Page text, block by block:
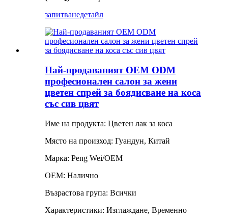
запитванедетайл
Най-продаваният OEM ODM
професионален салон за жени
цветен спрей за боядисване на коса
със сив цвят
Име на продукта: Цветен лак за коса
Място на произход: Гуандун, Китай
Марка: Peng Wei/OEM
OEM: Налично
Възрастова група: Всички
Характеристики: Изглаждане, Временно